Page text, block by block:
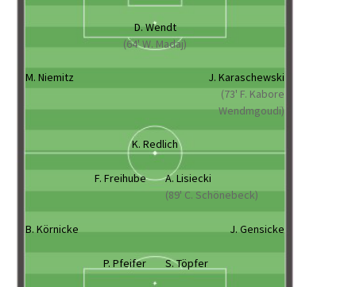
D. Wendt
(64' W. Madaj)
M. Niemitz
J. Karaschewski
(73' F. Kabore
Wendmgoudi)
K. Redlich
F. Freihube
A. Lisiecki
(89' C. Schönebeck)
B. Körnicke J. Gensicke
P. Pfeifer S. Töpfer